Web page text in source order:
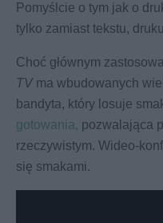
Pomyślcie o tym jak o
tylko zamiast tekstu,
Choć głównym
TVma wbudowanych
bandyta, który losuje
gotowania, pozwalająca
rzeczywistym. Wideo-
się smakami.